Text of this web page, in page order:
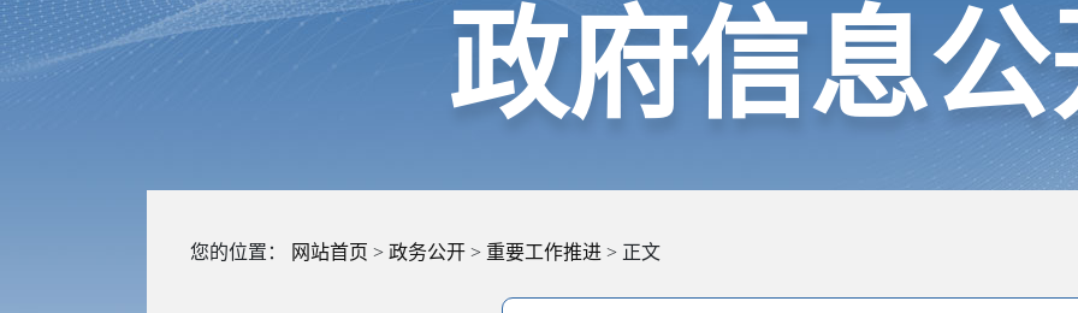
政府信息
您的位置： 网站首页 > 政务公开 > 重要工作推进 > 正文